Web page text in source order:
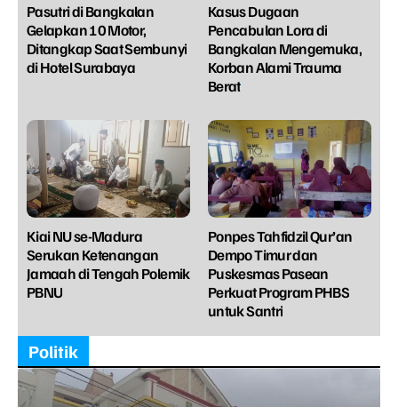
Pasutri di Bangkalan
Gelapkan 10 Motor,
Ditangkap Saat Sembunyi
di Hotel Surabaya
Kasus Dugaan
Pencabulan Lora di
Bangkalan Mengemuka,
Korban Alami Trauma
Berat
Kiai NU se-Madura
Serukan Ketenangan
Jamaah di Tengah Polemik
PBNU
Ponpes Tahfidzil Qur’an
Dempo Timur dan
Puskesmas Pasean
Perkuat Program PHBS
untuk Santri
Politik